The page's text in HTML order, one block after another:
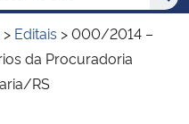
> Editais >000/2014 –
da Procuradoria
RS